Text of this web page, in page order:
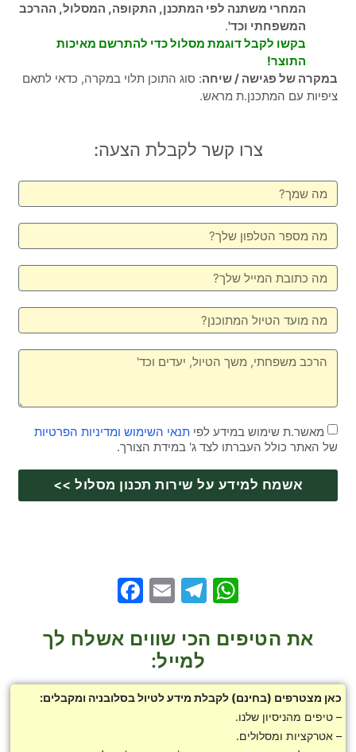
המחרי משתנה לפי המתכנן, התקופה, המסלול, ההרכב
המשפחתי וכד'.
בקשו לקבל דוגמת מסלול כדי להתרשם מאיכות
התוצר!
במקרה של פגישה / שיחה: סוג התוכן תלוי במקרה, כדאי לתאם
ציפיות עם המתכנן.ת מראש.
צרו קשר לקבלת הצעה:
מאשר.ת שימוש במידע לפיתנאי השימוש ומדיניות הפרטיות
של האתר כולל העברתו לצד ג' במידת הצורך.
אשמח למידע על שירות תכנון מסלול >>
WhatsApp
Telegram
Email
את הטיפים הכי שווים אשלח לך
למייל:
כאן מצטרפים (בחינם) לקבלת מידע לטיול בסלובניה ומקבלים:
– טיפים מהניסיון שלנו.
– אטרקציות ומסלולים.